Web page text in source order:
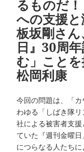
るものだ
への支援と
板坂剛さ
日』30周
む」こと
松岡利康
今回の問題は、「
わゆる「しばき隊
社による被害者支
ていた『週刊金曜
につらなる人たち